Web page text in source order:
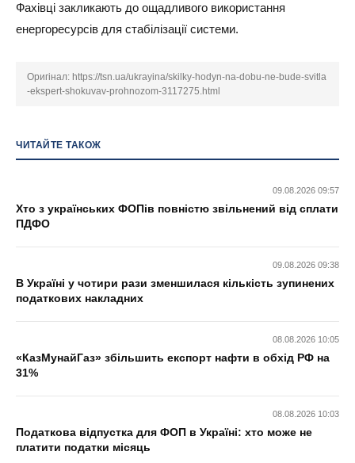
Фахівці закликають до ощадливого використання
енергоресурсів для стабілізації системи.
Оригінал: https://tsn.ua/ukrayina/skilky-hodyn-na-dobu-ne-bude-svitla
-ekspert-shokuvav-prohnozom-3117275.html
ЧИТАЙТЕ ТАКОЖ
09.08.2026 09:57
Хто з українських ФОПів повністю звільнений від сплати
ПДФО
09.08.2026 09:38
В Україні у чотири рази зменшилася кількість зупинених
податкових накладних
08.08.2026 10:05
«КазМунайГаз» збільшить експорт нафти в обхід РФ на
31%
08.08.2026 10:03
Податкова відпустка для ФОП в Україні: хто може не
платити податки місяць